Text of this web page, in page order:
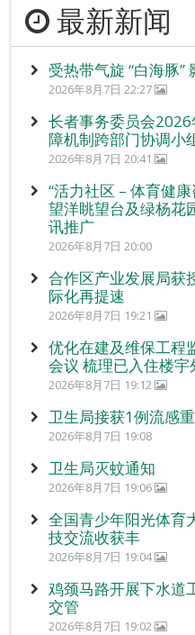
最新新闻
受热带气旋 “白海豚
2026年8月7日 22:27
长者事务委员会
障机制跨部门协调小
2026年8月7日 20:41
“活力社区 – 体育健
望洋眺望台及绿杨花
讯推广
2026年8月7日 20:00
合作区产业发展局获
际化再提速
2026年8月7日 19:21
优化在建及维保工程
会议 梳理已入住楼
2026年8月7日 19:12
卫生局接获1例流感
2026年8月7日 19:08
卫生局灭蚊通知
2026年8月7日 19:06
全国青少年阳光体育
技交流收获丰
2026年8月7日 19:04
鸡颈马路开展下水
交管
2026年8月7日 19:02